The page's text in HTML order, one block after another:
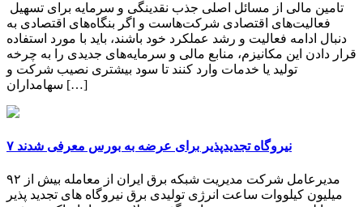
فعالیت‌‌‌های اقتصادی شرکت‌هاست و اگر بنگاه‌‌‌های اقتصادی به
دنبال ادامه فعالیت‌‌‌ و رشد عملکرد خود باشند، باید با مورد استفاده
قرار دادن این مکانیزم، منابع مالی و سرمایه‌‌‌های جدیدی را به چرخه
تولید یا خدمات وارد کنند تا سود بیشتری نصیب شرکت و
سهامداران […]
۷ نیروگاه تجدیدپذیر برای عرضه به بورس معرفی شدند
مدیرعامل شرکت مدیریت شبکه برق ایران از معامله بیش از ۹۲
میلیون کیلووات ساعت انرژی تولیدی برق نیروگاه های تجدید پذیر